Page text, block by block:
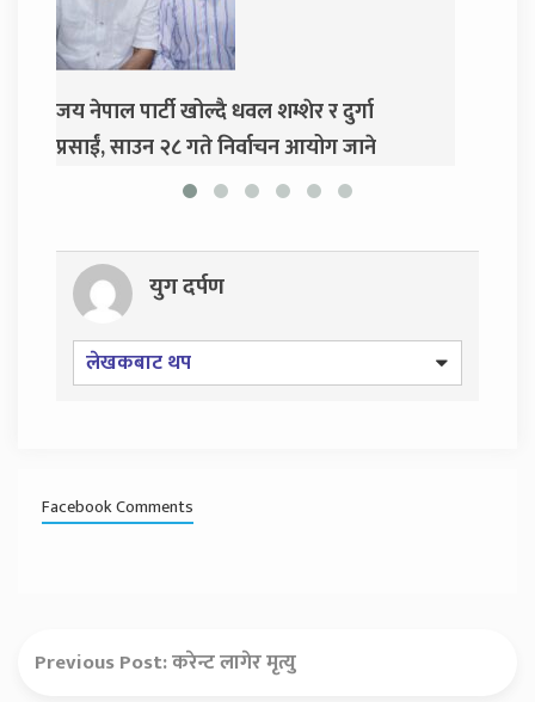
र दुर्गा
आयोग जाने
दुर्गा प्रसाईंलाई रिहा गर्न अदालतको आदेश
युग दर्पण
लेखकबाट थप
Facebook Comments
Previous Post:करेन्ट लागेर मृत्यु